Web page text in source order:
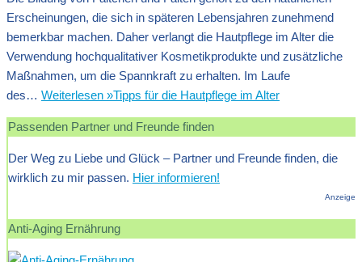
Erscheinungen, die sich in späteren Lebensjahren zunehmend
bemerkbar machen. Daher verlangt die Hautpflege im Alter die
Verwendung hochqualitativer Kosmetikprodukte und zusätzliche
Maßnahmen, um die Spannkraft zu erhalten. Im Laufe
des… Weiterlesen »Tipps für die Hautpflege im Alter
Passenden Partner und Freunde finden
Der Weg zu Liebe und Glück – Partner und Freunde finden, die
wirklich zu mir passen. Hier informieren!
Anzeige
Anti-Aging Ernährung